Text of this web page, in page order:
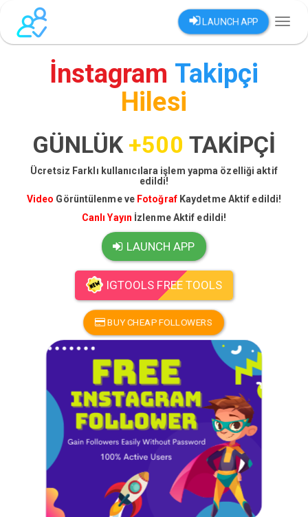
LAUNCH APP
İnstagram Takipçi
Hilesi
GÜNLÜK +500 TAKİPÇİ
Ücretsiz Farklı kullanıcılara işlem yapma özelliği aktif
edildi!
Video Görüntülenme ve Fotoğraf Kaydetme Aktif edildi!
Canlı Yayın İzlenme Aktif edildi!
LAUNCH APP
IGTOOLS FREE TOOLS
BUY CHEAP FOLLOWERS